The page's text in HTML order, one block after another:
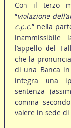
Con il terzo
“violazione
c.p.c.” nella
inammissibile
l’appello del
che la
di una Banca
integra una
sentenza
comma
valere in sede di